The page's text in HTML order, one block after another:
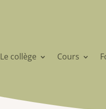
Le collège Cours